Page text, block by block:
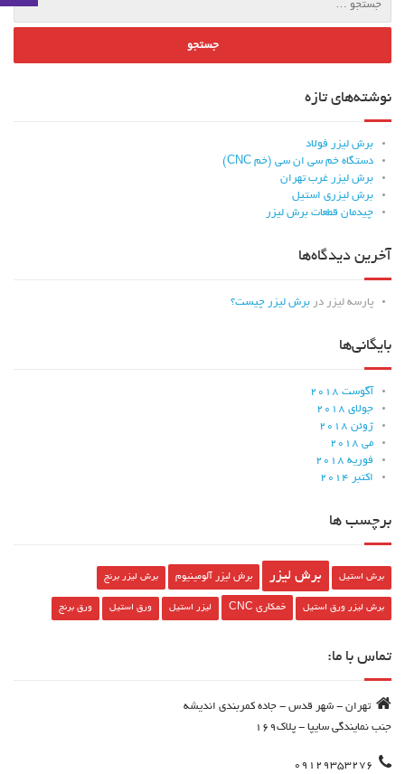
نوشته‌های تازه
برش لیزر فولاد
دستگاه خم سی ان سی (خم CNC)
برش لیزر غرب تهران
برش لیزری استیل
چیدمان قطعات برش لیزر
آخرین دیدگاه‌ها
پارسه لیزر در برش لیزر چیست؟
بایگانی‌ها
آگوست 2018
جولای 2018
ژوئن 2018
می 2018
فوریه 2018
اکتبر 2014
برچسب ها
برش استیل برش لیزر برش لیزر آلومینیوم برش لیزر برنج
برش لیزر ورق استیل خمکاری CNC لیزر استیل ورق استیل ورق برنج
تماس با ما:
تهران - شهر قدس - جاده کمربندی اندیشه
جنب نمایندگی سایپا - پلاک169